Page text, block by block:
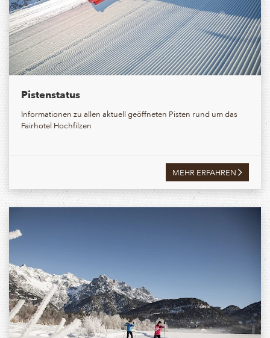
Pistenstatus
Informationen zu allen aktuell geöffneten Pisten rund um das
Fairhotel Hochfilzen
MEHR ERFAHREN